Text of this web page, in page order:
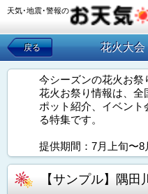
天気･地震･警報の
戻る 花火大会
今シーズンの花火お祭
花火お祭り情報は、全
ポット紹介、イベン
る特集です。
提供期間：7月上旬〜8
【サンプル】隅田